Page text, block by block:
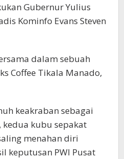
Gubernur Yulius
Kominfo Evans Steven
dalam sebuah
Coffee Tikala Manado,
keakraban sebagai
kedua kubu sepakat
menahan diri
keputusan PWI Pusat